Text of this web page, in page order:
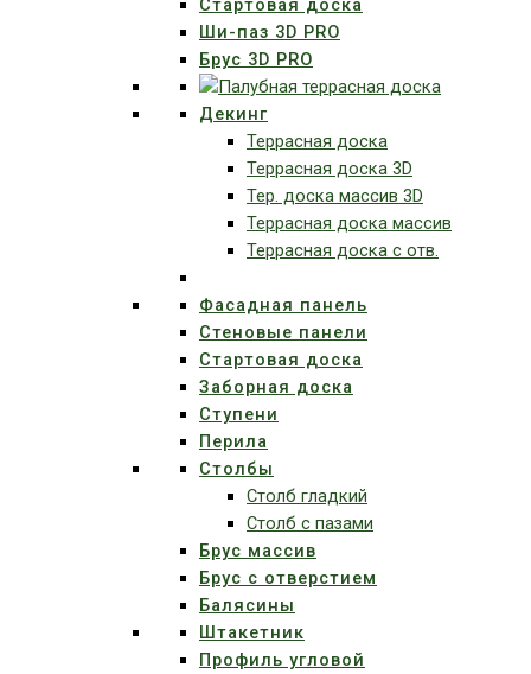
Стартовая доска
Ши-паз 3D PRO
Брус 3D PRO
Декинг
Террасная доска
Террасная доска 3D
Тер. доска массив 3D
Террасная доска массив
Террасная доска с отв.
Фасадная панель
Стеновые панели
Стартовая доска
Заборная доска
Ступени
Перила
Столбы
Столб гладкий
Столб с пазами
Брус массив
Брус с отверстием
Балясины
Штакетник
Профиль угловой